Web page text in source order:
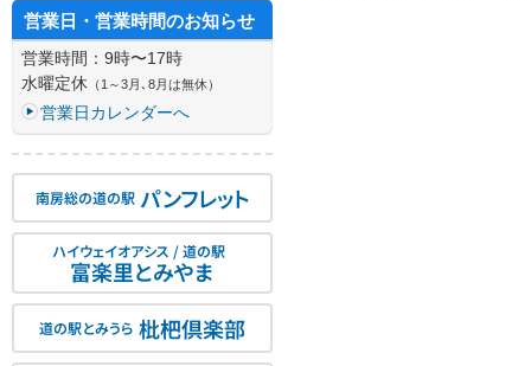
営業日・営業時間のお知らせ
営業時間：9時〜17時
水曜定休 （1～3月､8月は無休）
営業日カレンダーへ
南房総の道の駅 パンフレット
ハイウェイオアシス / 道の駅
富楽里とみやま
道の駅とみうら 枇杷倶楽部